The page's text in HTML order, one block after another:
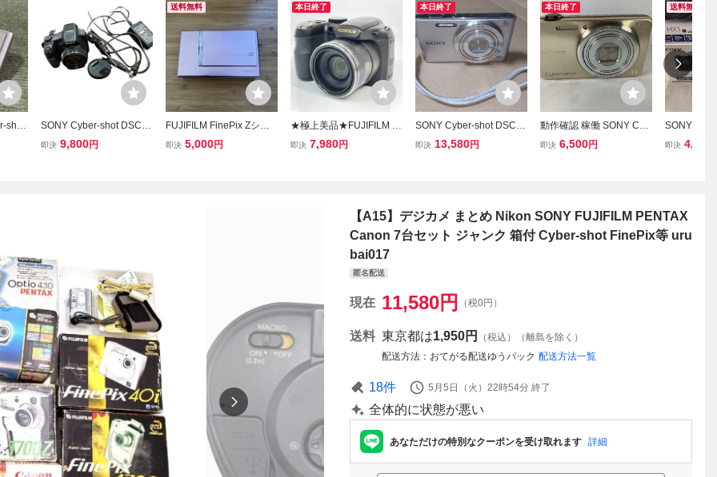
shot
SONY Cyber-shot DSC-H
X200V デジカメ 高倍率ズ
即決 9,800円
送料無料
FUJIFILM FinePix Zシリ
ーズ コンパクトデジタル
即決 5,000円
本日終了
★極上美品★FUJIFILM Fi
nePix S2800HD フジフイ
即決 7,980円
本日終了
SONY Cyber-shot DSC-
W830 シルバー コンパク
即決 13,580円
本日終了
動作確認 稼働 SONY Cyb
er-Shot DSC-WX170 コン
即決 6,500円
送料無料
SONY
デジタルカ
即決 4,000
【A15】デジカメ まとめ Nikon SONY FUJIFILM PENTAX
Canon 7台セット ジャンク 箱付 Cyber-shot FinePix等 uru
bai017
匿名配送
現在 11,580円 （税0円）
送料 東京都は1,950円
（税込）（離島を除く）
配送方法
おてがる配送ゆうパック 配送方法一覧
18件 5月5日（火）22時54分 終了
全体的に状態が悪い
あなただけの特別なクーポンを受け取れます 詳細